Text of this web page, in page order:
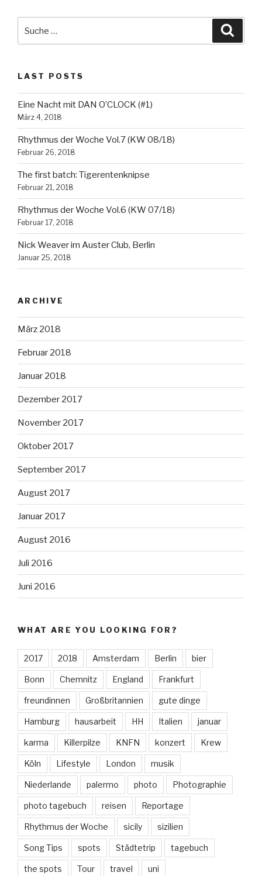
Part
LAST POSTS
Eine Nacht mit DAN O’CLOCK (#1)
März 4, 2018
Rhythmus der Woche Vol.7 (KW 08/18)
Februar 26, 2018
The first batch: Tigerentenknipse
Februar 21, 2018
Rhythmus der Woche Vol.6 (KW 07/18)
Februar 17, 2018
Nick Weaver im Auster Club, Berlin
Januar 25, 2018
ARCHIVE
März 2018
Februar 2018
Januar 2018
Dezember 2017
November 2017
Oktober 2017
September 2017
August 2017
Januar 2017
August 2016
Juli 2016
Juni 2016
WHAT ARE YOU LOOKING FOR?
2017 2018 Amsterdam Berlin bier
Bonn Chemnitz England Frankfurt
freundinnen Großbritannien gute dinge
Hamburg hausarbeit HH Italien januar
karma Killerpilze KNFN konzert Krew
Köln Lifestyle London musik
Niederlande palermo photo Photographie
photo tagebuch reisen Reportage
Rhythmus der Woche sicily sizilien
Song Tips spots Städtetrip tagebuch
the spots Tour travel uni